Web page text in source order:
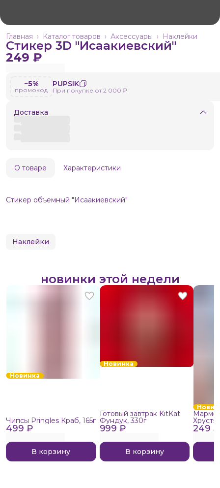
Наклейки
Аксессуары ›
Каталог товаров ›
Главная ›
Стикер 3D "Исаакиевский"
249 ₽
−5%
промокод
PUPSIK
При покупке от 2 000 ₽
Доставка
О товаре Характеристики
Стикер объемный "Исаакиевский"
Наклейки
новинки этой недели
Новинка
499 ₽
Чипсы Pringles Краб, 165г
В корзину
Новинка
999 ₽
Готовый завтрак KitKat
Фундук, 330г
В корзину
249 ₽